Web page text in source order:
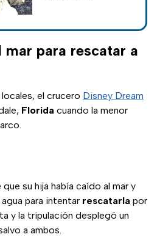
mar para rescatar a
el crucero Disney Dream
Florida cuando la menor
su hija había caído al mar y
para intentar rescatarla por
y la tripulación desplegó un
a ambos.